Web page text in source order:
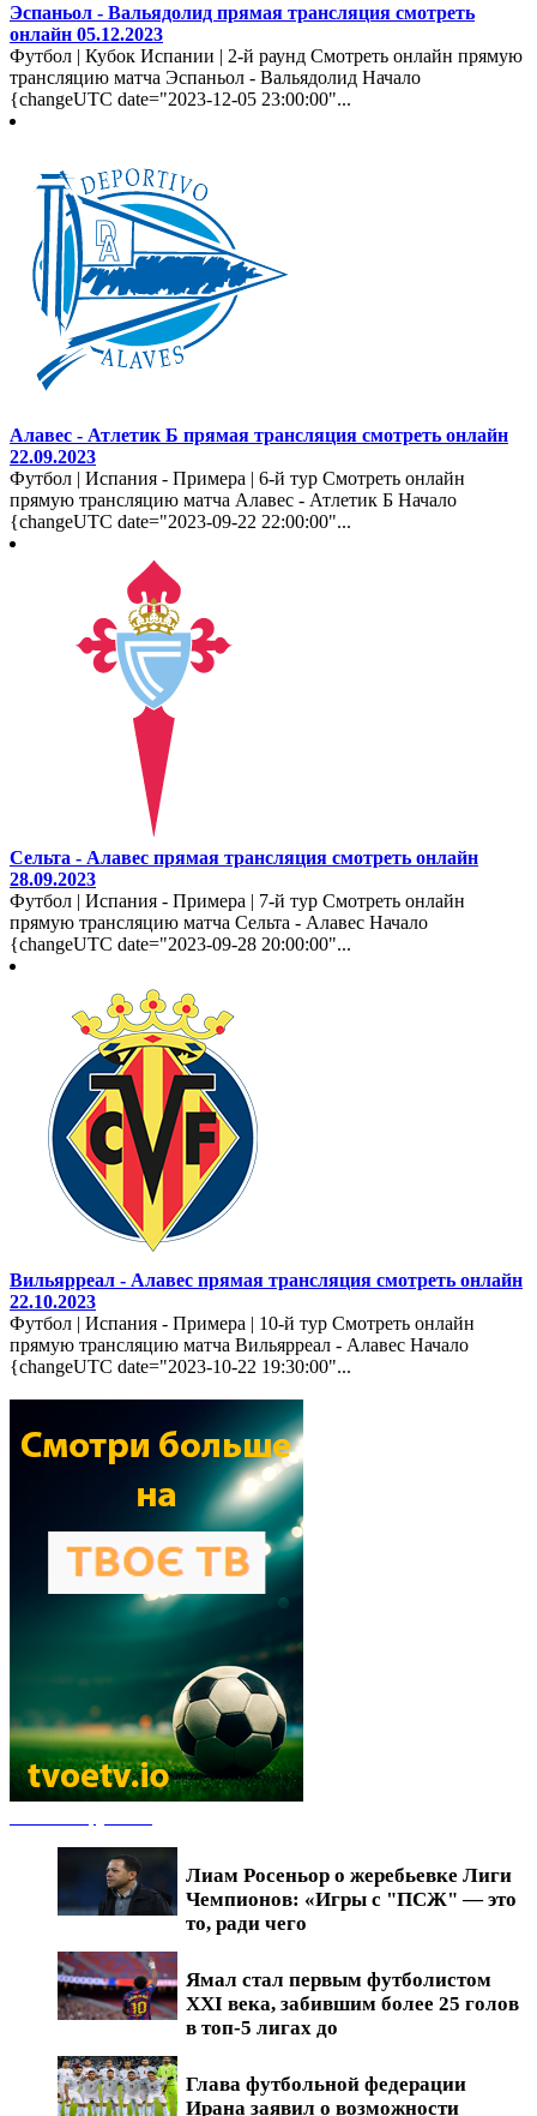
Эспаньол - Вальядолид прямая трансляция смотреть
онлайн 05.12.2023
Футбол | Кубок Испании | 2-й раунд Смотреть онлайн прямую
трансляцию матча Эспаньол - Вальядолид Начало
{changeUTC date="2023-12-05 23:00:00"...
Алавес - Атлетик Б прямая трансляция смотреть онлайн
22.09.2023
Футбол | Испания - Примера | 6-й тур Смотреть онлайн
прямую трансляцию матча Алавес - Атлетик Б Начало
{changeUTC date="2023-09-22 22:00:00"...
Сельта - Алавес прямая трансляция смотреть онлайн
28.09.2023
Футбол | Испания - Примера | 7-й тур Смотреть онлайн
прямую трансляцию матча Сельта - Алавес Начало
{changeUTC date="2023-09-28 20:00:00"...
Вильярреал - Алавес прямая трансляция смотреть онлайн
22.10.2023
Футбол | Испания - Примера | 10-й тур Смотреть онлайн
прямую трансляцию матча Вильярреал - Алавес Начало
{changeUTC date="2023-10-22 19:30:00"...
Лиам Росеньор о жеребьевке Лиги
Чемпионов: «Игры с "ПСЖ" — это
то, ради чего
Ямал стал первым футболистом
XXI века, забившим более 25 голов
в топ-5 лигах до
Глава футбольной федерации
Ирана заявил о возможности